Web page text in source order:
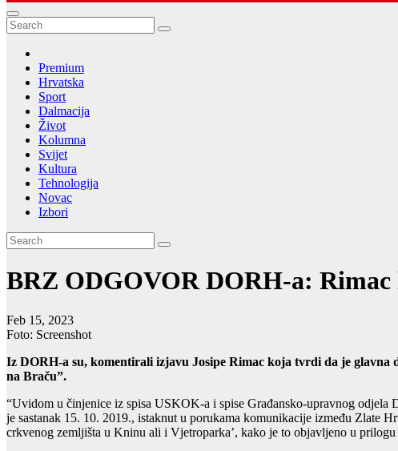
Dugopolje Portal
Najnovije vijesti Hrvatske, Dalmacije i Svijeta
Premium
Hrvatska
Sport
Dalmacija
Život
Kolumna
Svijet
Kultura
Tehnologija
Novac
Izbori
BRZ ODGOVOR DORH-a: Rimac
Feb 15, 2023
Foto: Screenshot
Iz DORH-a su, komentirali izjavu Josipe Rimac koja tvrdi da je glavna
na Braču”.
“Uvidom u činjenice iz spisa USKOK-a i spise Građansko-upravnog odjela
je sastanak 15. 10. 2019., istaknut u porukama komunikacije između Zlate
crkvenog zemljišta u Kninu ali i Vjetroparka’, kako je to objavljeno u